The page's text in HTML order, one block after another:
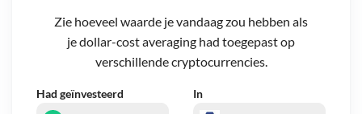
Zie hoeveel waarde je vandaag zou hebben als
je dollar-cost averaging had toegepast op
verschillende cryptocurrencies.
Had geïnvesteerd In